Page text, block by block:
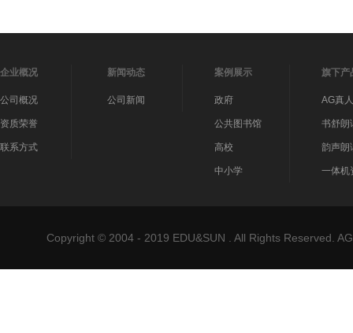
企业概况
公司概况
资质荣誉
联系方式
新闻动态
公司新闻
案例展示
政府
公共图书馆
高校
中小学
旗下产
AG真
书舒朗
韵声朗
一体机
Copyright © 2004 - 2019 EDU&SUN . All Rights Reserved.